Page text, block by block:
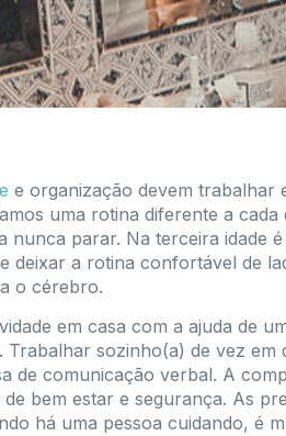
e organização devem trabalhar
uma rotina diferente a
parar. Na terceira idade
deixar a rotina confortável de
o cérebro.
em casa com a ajuda de
Trabalhar sozinho(a) de vez
de comunicação verbal. A
bem estar e segurança. As
há uma pessoa cuidando, é